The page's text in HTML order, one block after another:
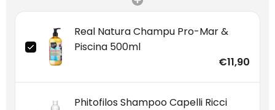
Real Natura Champu Pro-Mar &
Piscina 500ml
€11,90
Phitofilos Shampoo Capelli Ricci